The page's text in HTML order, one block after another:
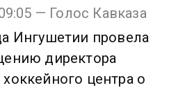
— Голос Кавказа
Ингушетии провела
директора
центра о